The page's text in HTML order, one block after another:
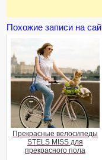
Похожие записи на
Прекрасные велосипеды
STELS MISS для
прекрасного пола